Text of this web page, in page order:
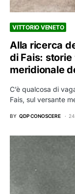
VITTORIO VENETO
Alla ricerca
di Fais: storie
meridionale
C’è qualcosa di
Fais, sul versante
BY QDP CONOSCERE